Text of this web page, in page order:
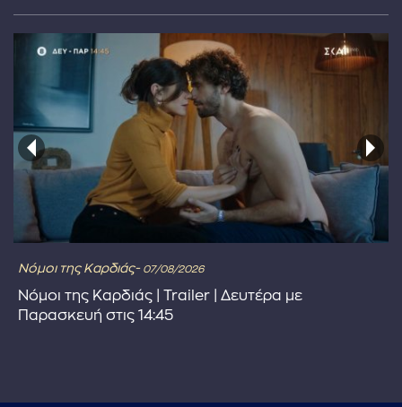
Νόμοι της Καρδιάς- 07/08/2026
Νόμοι της Καρδιάς | Trailer | Δευτέρα με
Παρασκευή στις 14:45